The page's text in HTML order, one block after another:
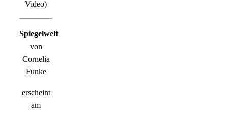
Video)
Spiegelwelt
von
Cornelia
Funke
erscheint
am